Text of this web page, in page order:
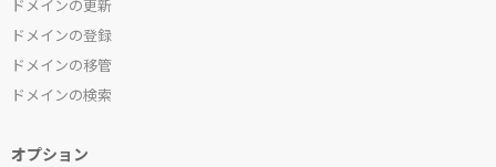
ドメインの更新
ドメインの登録
ドメインの移管
ドメインの検索
オプション